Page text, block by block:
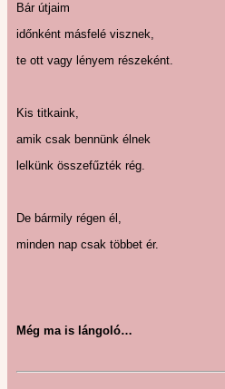
Bár útjaim
időnként másfelé visznek,
te ott vagy lényem részeként.
Kis titkaink,
amik csak bennünk élnek
lelkünk összefűzték rég.
De bármily régen él,
minden nap csak többet ér.
Még ma is lángoló…